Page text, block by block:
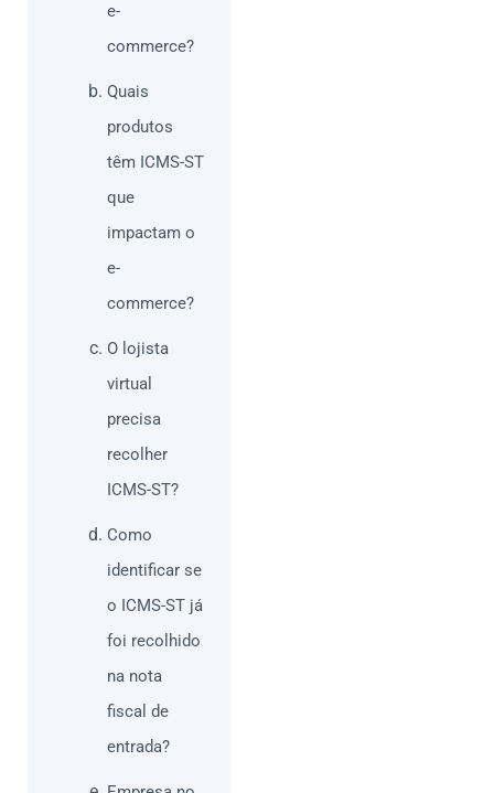
e-
commerce?
Quais
produtos
têm ICMS-ST
que
impactam o
e-
commerce?
O lojista
virtual
precisa
recolher
ICMS-ST?
Como
identificar se
o ICMS-ST já
foi recolhido
na nota
fiscal de
entrada?